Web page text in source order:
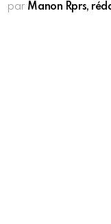
par Manon Rprs,